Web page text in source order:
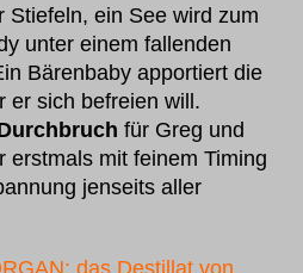
Stiefeln, ein See wird zum
unter einem fallenden
Bärenbaby apportiert die
er sich befreien will.
für Greg und
erstmals mit feinem Timing
jenseits aller